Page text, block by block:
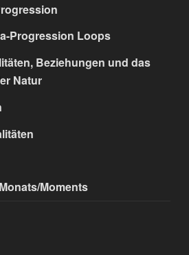
Progression Loops
Beziehungen und das
Natur
Moments